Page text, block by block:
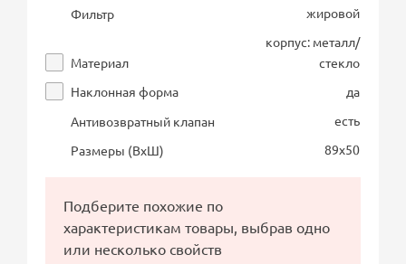
Фильтр жировой
Материал
корпус: металл/
стекло
Наклонная форма
да
Антивозвратный клапан
есть
Размеры (ВхШ)
89х50
Подберите похожие по
характеристикам товары, выбрав одно
или несколько свойств